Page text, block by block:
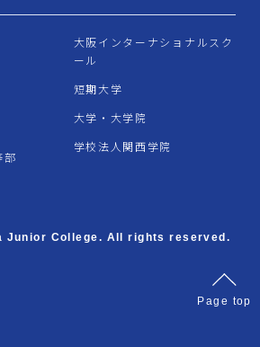
部
大阪インターナショナルスク
ール
短期大学
大学・大学院
学校法人関西学院
Junior College. All rights reserved.